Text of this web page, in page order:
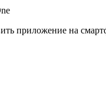
приложение на